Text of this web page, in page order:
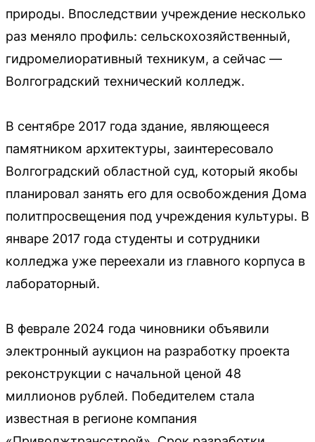
природы. Впоследствии учреждение несколько
раз меняло профиль: сельскохозяйственный,
гидромелиоративный техникум, а сейчас —
Волгоградский технический колледж.
В сентябре 2017 года здание, являющееся
памятником архитектуры, заинтересовало
Волгоградский областной суд, который якобы
планировал занять его для освобождения Дома
политпросвещения под учреждения культуры. В
январе 2017 года студенты и сотрудники
колледжа уже переехали из главного корпуса в
лабораторный.
В феврале 2024 года чиновники объявили
электронный аукцион на разработку проекта
реконструкции с начальной ценой 48
миллионов рублей. Победителем стала
известная в регионе компания